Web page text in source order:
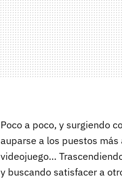
Poco a poco, y surgiendo
auparse a los puestos
videojuego…
y buscando satisfacer a